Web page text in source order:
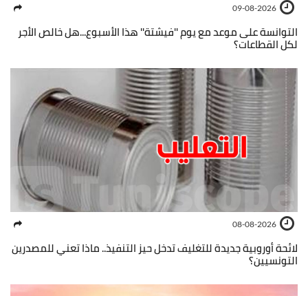
09-08-2026
التوانسة على موعد مع يوم ''فيشتة'' هذا الأسبوع...هل خالص الأجر
لكل القطاعات؟
08-08-2026
لائحة أوروبية جديدة للتغليف تدخل حيز التنفيذ.. ماذا تعني للمصدرين
التونسيين؟